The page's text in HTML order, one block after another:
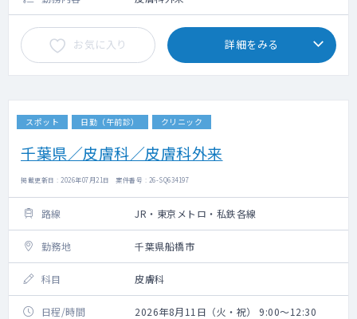
お気に入り 詳細をみる
スポット 日勤（午前診） クリニック
千葉県／皮膚科／皮膚科外来
掲載更新日 : 2026年07月21日 案件番号 : 26-SQ634197
路線 JR・東京メトロ・私鉄各線
勤務地 千葉県船橋市
科目 皮膚科
日程/時間 2026年8月11日（火・祝） 9:00～12:30